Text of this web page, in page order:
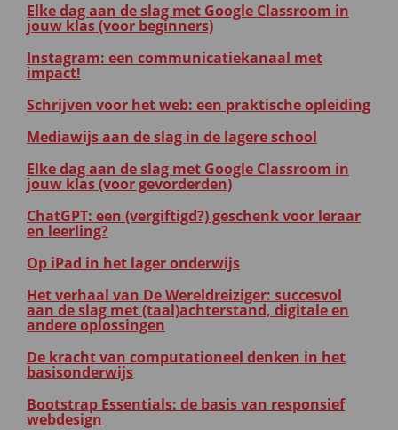
Elke dag aan de slag met Google Classroom in
jouw klas (voor beginners)
Instagram: een communicatiekanaal met
impact!
Schrijven voor het web: een praktische opleiding
Mediawijs aan de slag in de lagere school
Elke dag aan de slag met Google Classroom in
jouw klas (voor gevorderden)
ChatGPT: een (vergiftigd?) geschenk voor leraar
en leerling?
Op iPad in het lager onderwijs
Het verhaal van De Wereldreiziger: succesvol
aan de slag met (taal)achterstand, digitale en
andere oplossingen
De kracht van computationeel denken in het
basisonderwijs
Bootstrap Essentials: de basis van responsief
webdesign